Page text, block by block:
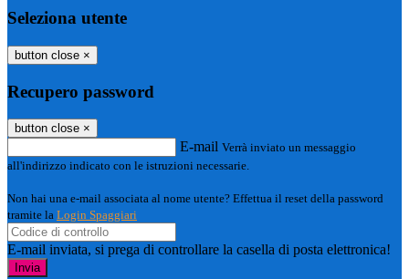
Seleziona utente
button close ×
Recupero password
button close ×
E-mail Verrà inviato un messaggio
all'indirizzo indicato con le istruzioni necessarie.
Non hai una e-mail associata al nome utente? Effettua il reset della password
tramite la Login Spaggiari
E-mail inviata, si prega di controllare la casella di posta elettronica!